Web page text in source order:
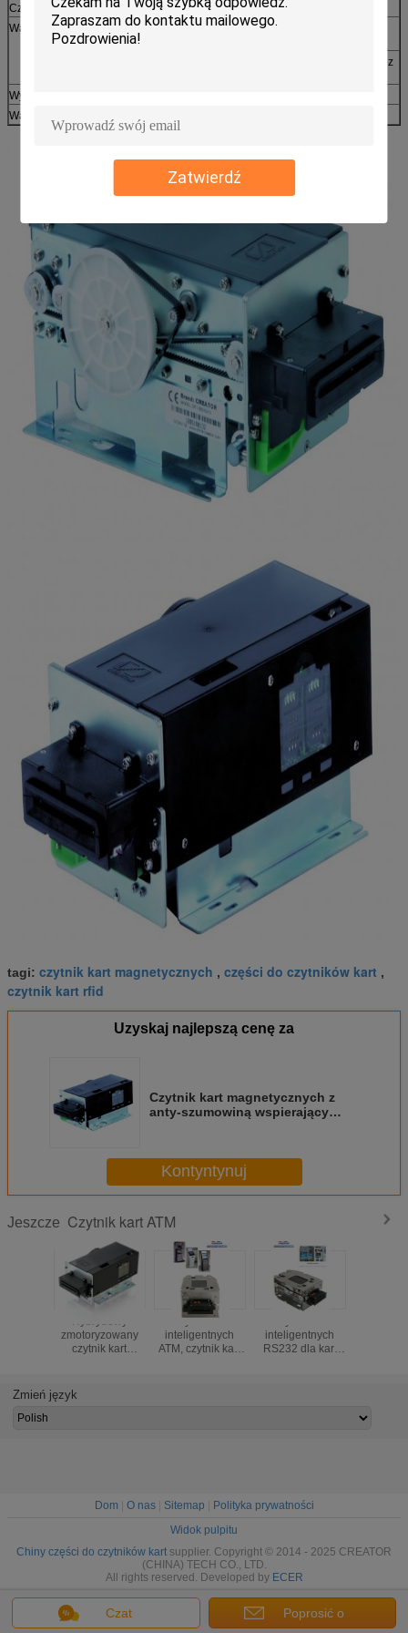
Zatwierdź
Części napędowe
1000 000 cykli
Warunki środowiska
Obsługa: 5 ~ 50 ℃ / 20 ~ 80% RH (bez
Przechowywanie: -20 ~ 70 ℃ / 20 ~ 80% RH (bez
Wysokość kartonu
Waga
tagi: czytnik kart magnetycznych , części do czytników kart ,
czytnik kart rfid
Uzyskaj najlepszą cenę za
Czytnik kart magnetycznych z
anty-szumowiną wspierający
Kontyntynuj
Jeszcze Czytnik kart ATM
Hybrydowy
zmotoryzowany
czytnik kart
Czytnik kart
inteligentnych
ATM, czytnik kart
inteligentnych
RS232 dla kart
Czat Poprosić o
Zmień język
Dom O nas| Sitemap
Polityka prywatności
Widok pulpitu
Chiny części do czytników kart supplier. Copyright © 2014 - 2025 CREATOR
(CHINA) TECH CO., LTD.
All rights reserved. Developed by ECER